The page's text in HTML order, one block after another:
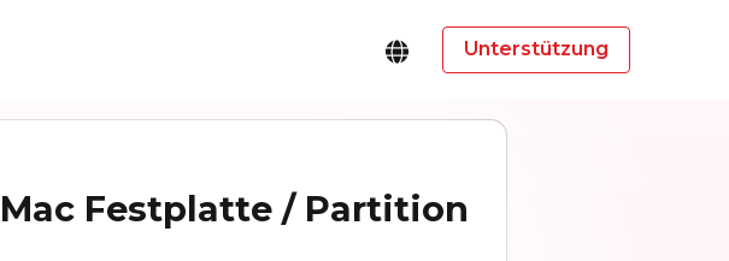
Unterstützung
Festplatte / Partition